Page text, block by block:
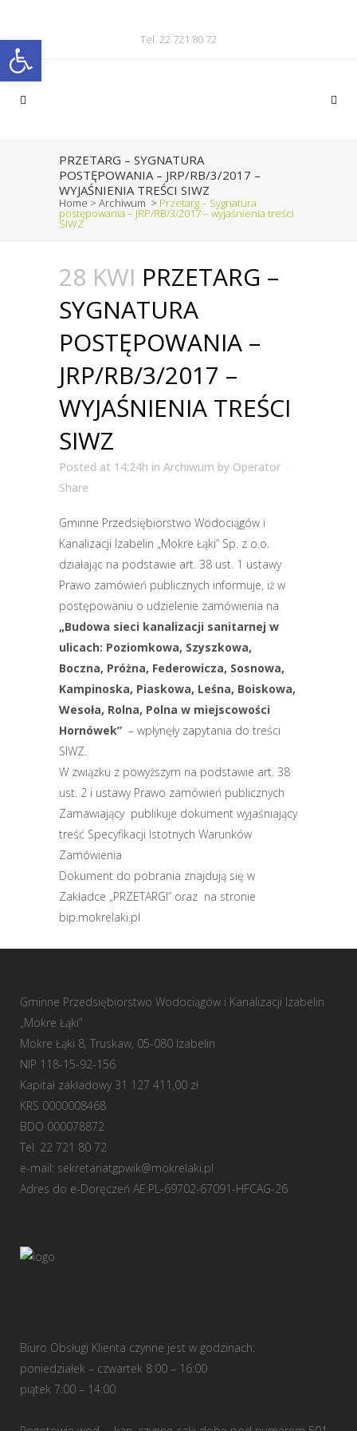
Otwórz pasek narzędzi Tel. 22 721 80 72
PRZETARG – SYGNATURA
POSTĘPOWANIA – JRP/RB/3/2017 –
WYJAŚNIENIA TREŚCI SIWZ
Home > Archiwum > Przetarg – Sygnatura
postępowania – JRP/RB/3/2017 – wyjaśnienia treści
SIWZ
28 KWI PRZETARG –
SYGNATURA
POSTĘPOWANIA –
JRP/RB/3/2017 –
WYJAŚNIENIA TREŚCI
SIWZ
Posted at 14:24h in Archiwum by Operator
Share
Gminne Przedsiębiorstwo Wodociągów i
Kanalizacji Izabelin „Mokre Łąki” Sp. z o.o.
działając na podstawie art. 38 ust. 1 ustawy
Prawo zamówień publicznych informuje, iż w
postępowaniu o udzielenie zamówienia na
„Budowa sieci kanalizacji sanitarnej w
ulicach: Poziomkowa, Szyszkowa,
Boczna, Próżna, Federowicza, Sosnowa,
Kampinoska, Piaskowa, Leśna, Boiskowa,
Wesoła, Rolna, Polna w miejscowości
Hornówek” – wpłynęły zapytania do treści
SIWZ.
W związku z powyższym na podstawie art. 38
ust. 2 i ustawy Prawo zamówień publicznych
Zamawiający publikuje dokument wyjaśniający
treść Specyfikacji Istotnych Warunków
Zamówienia
Dokument do pobrania znajdują się w
Zakładce „PRZETARGI” oraz na stronie
bip.mokrelaki.pl
Gminne Przedsiębiorstwo Wodociągów i Kanalizacji Izabelin
„Mokre Łąki”
Mokre Łąki 8, Truskaw, 05-080 Izabelin
NIP 118-15-92-156
Kapitał zakładowy 31 127 411,00 zł
KRS 0000008468
BDO 000078872
Tel. 22 721 80 72
e-mail: sekretariatgpwik@mokrelaki.pl
Adres do e-Doręczeń AE:PL-69702-67091-HFCAG-26
Biuro Obsługi Klienta czynne jest w godzinach:
poniedziałek – czwartek 8:00 – 16:00
piątek 7:00 – 14:00